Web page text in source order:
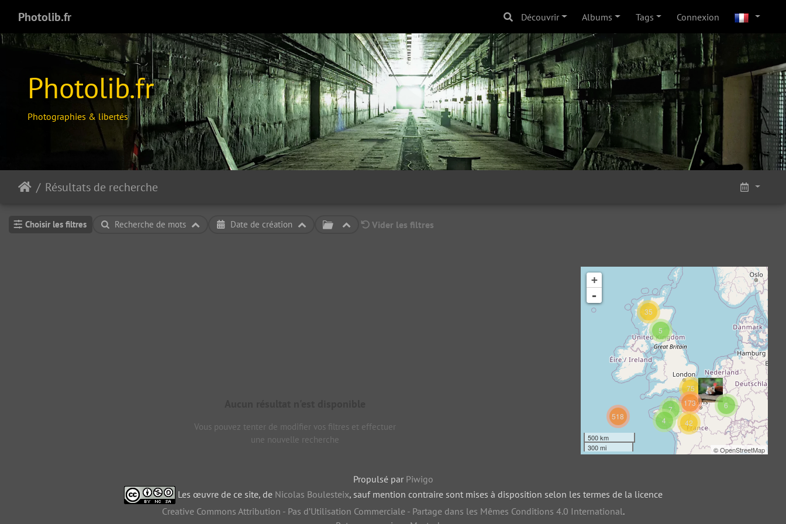
Photolib.fr Découvrir Albums Tags Connexion
Photolib.fr
Photographies & libertés
Résultats de recherche
Choisir les filtres Recherche de mots Date de création Vider les filtres
518
6
4
7
42
35
5
173
75
+
-
500 km
300 mi
©OpenStreetMap
Vous pouvez tenter de modifier vos filtres et effectuer
une nouvelle recherche
Propulsé par Piwigo
Les œuvre de ce site, de Nicolas Boulesteix, sauf mention contraire sont mises à disposition selon les termes de la licence
Creative Commons Attribution - Pas d’Utilisation Commerciale - Partage dans les Mêmes Conditions 4.0 International.